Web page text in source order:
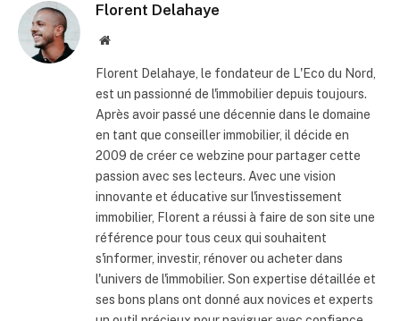
Florent Delahaye
Site
Florent Delahaye, le fondateur de L'Eco du Nord,
est un passionné de l'immobilier depuis toujours.
Après avoir passé une décennie dans le domaine
en tant que conseiller immobilier, il décide en
2009 de créer ce webzine pour partager cette
passion avec ses lecteurs. Avec une vision
innovante et éducative sur l'investissement
immobilier, Florent a réussi à faire de son site une
référence pour tous ceux qui souhaitent
s'informer, investir, rénover ou acheter dans
l'univers de l'immobilier. Son expertise détaillée et
ses bons plans ont donné aux novices et experts